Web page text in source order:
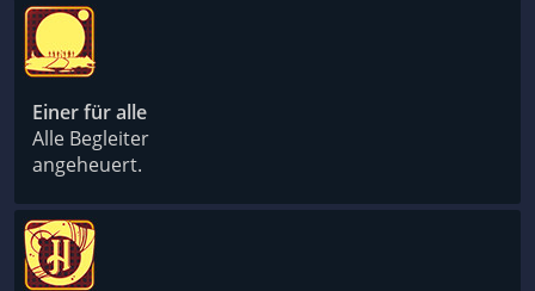
Einer für alle
Alle Begleiter
angeheuert.